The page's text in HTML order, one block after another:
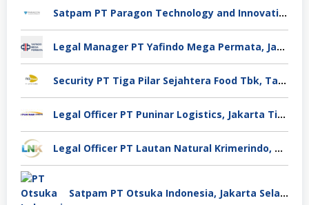
Satpam PT Paragon Technology and Innovation Jakarta
Legal Manager PT Yafindo Mega Permata, Jakarta Barat
Security PT Tiga Pilar Sejahtera Food Tbk, Tangerang
Legal Officer PT Puninar Logistics, Jakarta Timur
Legal Officer PT Lautan Natural Krimerindo, Mojokerto
Satpam PT Otsuka Indonesia, Jakarta Selatan